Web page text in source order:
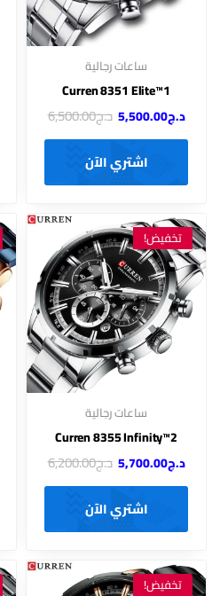
ساعات رجالية
Curren 8351 Elite™1
د.ج5,500.00 د.ج6,500.00
اشتري الآن
تخفيض!
ساعات رجالية
Curren 8355 Infinity™2
د.ج5,700.00 د.ج6,200.00
اشتري الآن
تخفيض!